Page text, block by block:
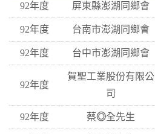
92年度 屏東縣澎湖同鄉會
92年度 台南市澎湖同鄉會
92年度 台中市澎湖同鄉會
92年度
賀聖工業股份有限公
司
92年度 蔡◎全先生